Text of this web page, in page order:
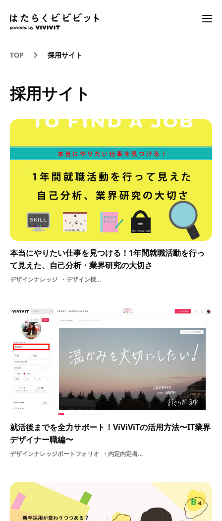
TOP 採用サイト
採用サイト
本当にやりたい仕事を見つける！1年間就職活動を行っ
て見えた、自己分析・業界研究の大切さ
デザインナレッジ デザイン採用サイト就活インターンシップDESIGN仕事体験内定モチベーション学生就職活動情報美大生採用
就活後までを全力サポート！ViViViTの活用方法〜IT業界
デザイナー職編〜
デザインナレッジポートフォリオ 内定内定者学生採用採用サイト支援UI活用法デザイン選考就活ViViViT活用方法